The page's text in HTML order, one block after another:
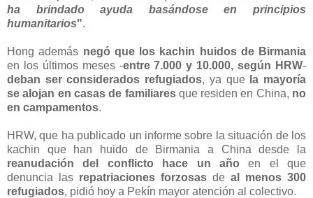
ha brindado ayuda basándose en principios
humanitarios".
Hong además negó que los kachin huidos de Birmania
en los últimos meses -entre 7.000 y 10.000, según HRW-
deban ser considerados refugiados, ya que la mayoría
se alojan en casas de familiaresque residen en China, no
en campamentos.
HRW, que ha publicado un informe sobre la situación de los
kachin que han huido de Birmania a China desde la
reanudación del conflicto hace un año en el que
denuncia las repatriaciones forzosas de al menos 300
refugiados, pidió hoy a Pekín mayor atención al colectivo.